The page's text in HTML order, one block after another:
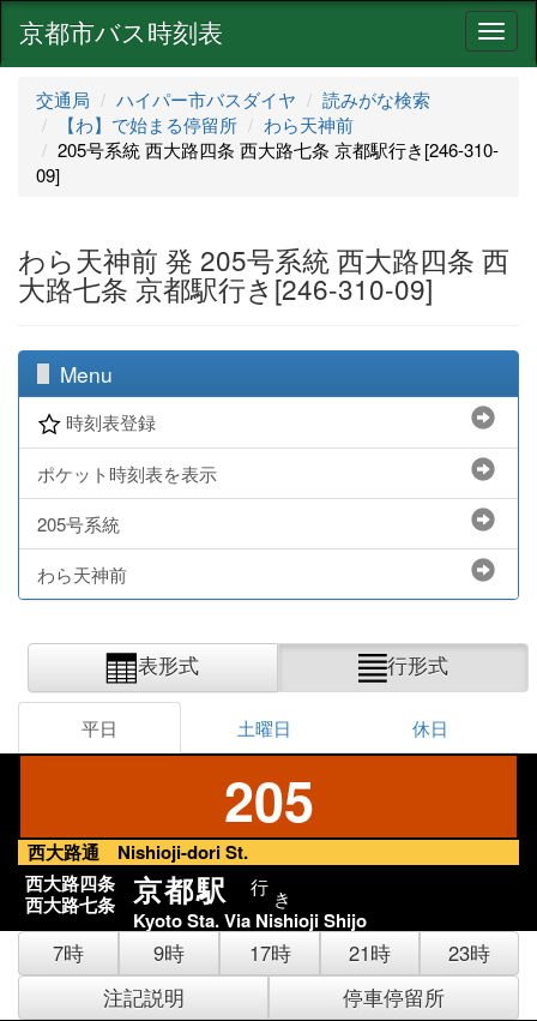
ナ
ビ
ョ
京都市バス時刻表
交通局 ハイパー市バスダイヤ
読みがな検索
【わ】で始まる停留所
わら天神前
205号系統 西大路四条 西大路七条 京都駅行き[246-310-
09]
わら天神前 発 205号系統 西大路四条 西
大路七条 京都駅行き[246-310-09]
Menu
時刻表登録
ポケット時刻表を表示
205号系統
わら天神前
表形式 行形式
平日 土曜日 休日
205
西大路通 Nishioji-dori St.
西大路四条
西大路七条
京都駅 行 き
Kyoto Sta. Via Nishioji Shijo
7時 9時 17時 21時
23時
注記説明
停車停留所